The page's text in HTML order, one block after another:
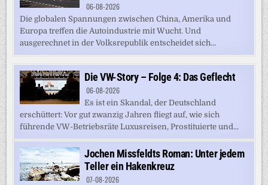
06-08-2026
Die globalen Spannungen zwischen China, Amerika und
Europa treffen die Autoindustrie mit Wucht. Und
ausgerechnet in der Volksrepublik entscheidet sich...
Die VW-Story – Folge 4: Das Geflecht
06-08-2026
Es ist ein Skandal, der Deutschland
erschüttert: Vor gut zwanzig Jahren fliegt auf, wie sich
führende VW-Betriebsräte Luxusreisen, Prostituierte und...
Jochen Missfeldts Roman: Unter jedem
Teller ein Hakenkreuz
07-08-2026